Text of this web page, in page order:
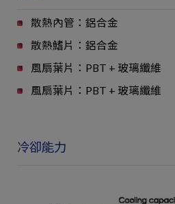
散熱內管：鋁合金
散熱鰭片：鋁合金
風扇葉片：PBT + 玻璃纖維
風扇葉片：PBT + 玻璃纖維
冷卻能力